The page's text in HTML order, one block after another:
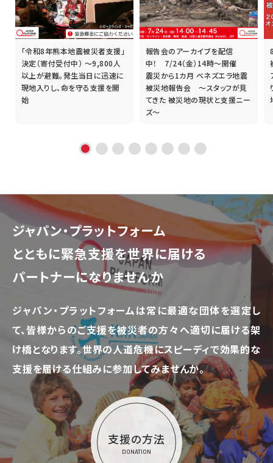
「令和8年熊本地震被災者支援」
決定（寄付受付中） ～9,800人
以上が避難。発生当日に迅速に
現地入りし、命を守る支援を開
始
報告会のアーカイブを配信
中！ 7/24（金）14時～開催
震災から1カ月 ベネズエラ地震
被災地報告会 ～スタッフが見
てきた 被災地の現状と支援ニー
ズ～
ジャパン・プラットフォーム
とともに緊急支援を世界に届ける
パートナーになりませんか
ジャパン・プラットフォームは常に最適な団体を選定し
て、皆様からのご支援を被災者の方々へ適切に届ける架
け橋となります。世界の人道危機にスピーディで効果的な
支援を届ける仕組みに参加してみませんか。
支援の方法
DONATION